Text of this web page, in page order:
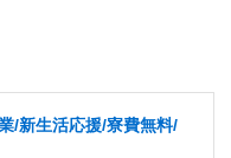
/新生活応援/寮費無料/